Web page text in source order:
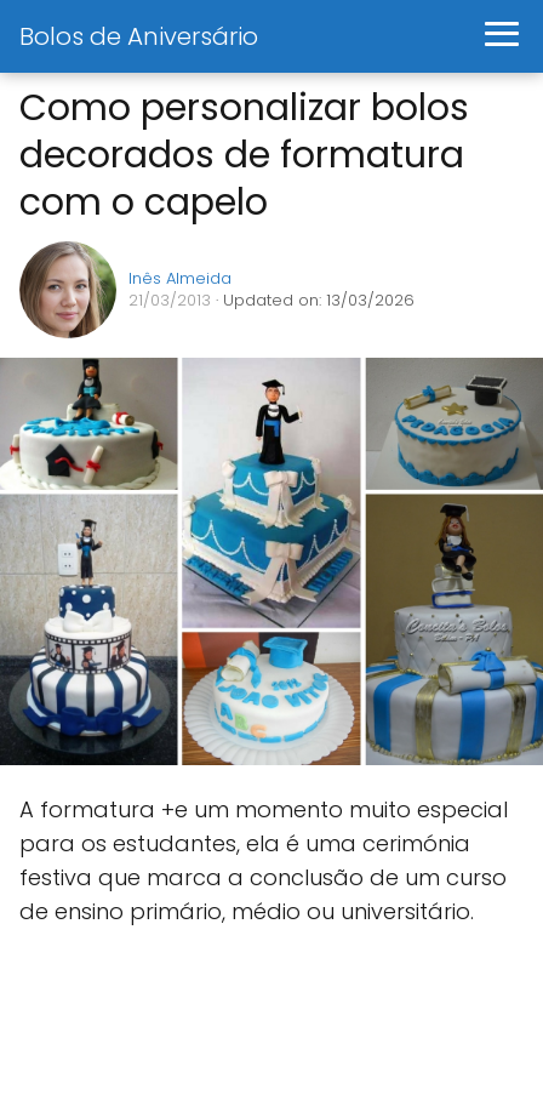
Bolos de Aniversário
Como personalizar bolos
decorados de formatura
com o capelo
Inês Almeida
21/03/2013 · Updated on: 13/03/2026
A formatura +e um momento muito especial
para os estudantes, ela é uma cerimónia
festiva que marca a conclusão de um curso
de ensino primário, médio ou universitário.